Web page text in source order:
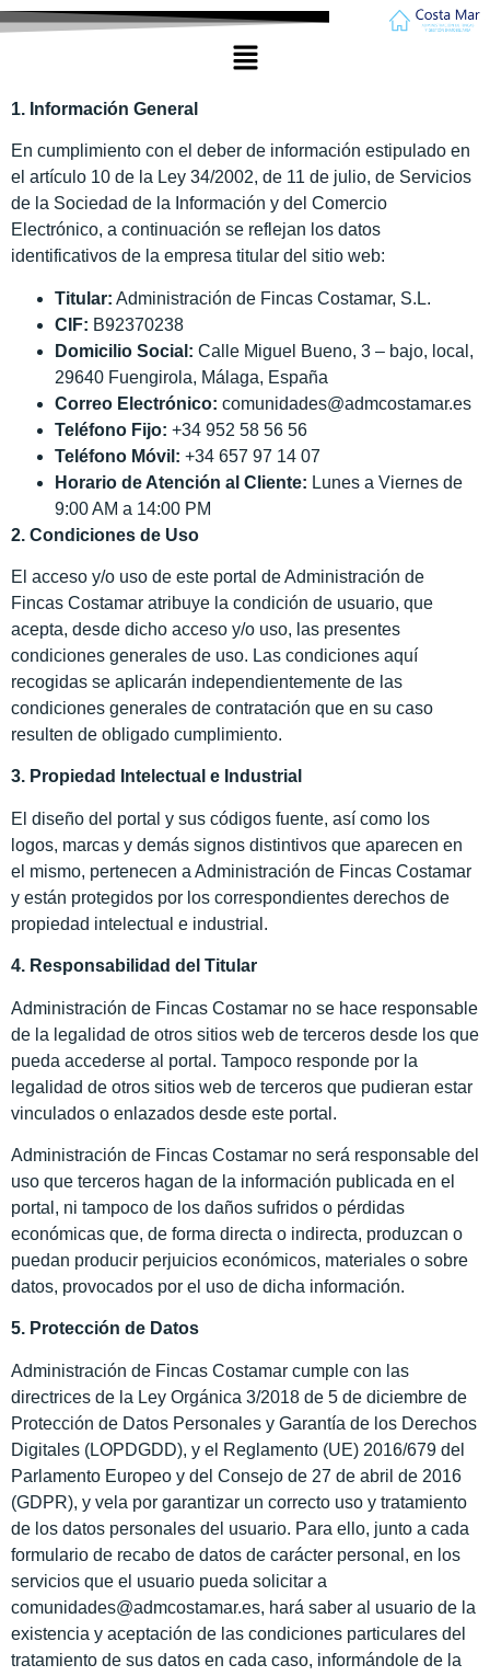
1. Información General
En cumplimiento con el deber de información estipulado en
el artículo 10 de la Ley 34/2002, de 11 de julio, de Servicios
de la Sociedad de la Información y del Comercio
Electrónico, a continuación se reflejan los datos
identificativos de la empresa titular del sitio web:
Titular: Administración de Fincas Costamar, S.L.
CIF: B92370238
Domicilio Social: Calle Miguel Bueno, 3 – bajo, local,
29640 Fuengirola, Málaga, España
Correo Electrónico: comunidades@admcostamar.es
Teléfono Fijo: +34 952 58 56 56
Teléfono Móvil: +34 657 97 14 07
Horario de Atención al Cliente: Lunes a Viernes de
9:00 AM a 14:00 PM
2. Condiciones de Uso
El acceso y/o uso de este portal de Administración de
Fincas Costamar atribuye la condición de usuario, que
acepta, desde dicho acceso y/o uso, las presentes
condiciones generales de uso. Las condiciones aquí
recogidas se aplicarán independientemente de las
condiciones generales de contratación que en su caso
resulten de obligado cumplimiento.
3. Propiedad Intelectual e Industrial
El diseño del portal y sus códigos fuente, así como los
logos, marcas y demás signos distintivos que aparecen en
el mismo, pertenecen a Administración de Fincas Costamar
y están protegidos por los correspondientes derechos de
propiedad intelectual e industrial.
4. Responsabilidad del Titular
Administración de Fincas Costamar no se hace responsable
de la legalidad de otros sitios web de terceros desde los que
pueda accederse al portal. Tampoco responde por la
legalidad de otros sitios web de terceros que pudieran estar
vinculados o enlazados desde este portal.
Administración de Fincas Costamar no será responsable del
uso que terceros hagan de la información publicada en el
portal, ni tampoco de los daños sufridos o pérdidas
económicas que, de forma directa o indirecta, produzcan o
puedan producir perjuicios económicos, materiales o sobre
datos, provocados por el uso de dicha información.
5. Protección de Datos
Administración de Fincas Costamar cumple con las
directrices de la Ley Orgánica 3/2018 de 5 de diciembre de
Protección de Datos Personales y Garantía de los Derechos
Digitales (LOPDGDD), y el Reglamento (UE) 2016/679 del
Parlamento Europeo y del Consejo de 27 de abril de 2016
(GDPR), y vela por garantizar un correcto uso y tratamiento
de los datos personales del usuario. Para ello, junto a cada
formulario de recabo de datos de carácter personal, en los
servicios que el usuario pueda solicitar a
comunidades@admcostamar.es, hará saber al usuario de la
existencia y aceptación de las condiciones particulares del
tratamiento de sus datos en cada caso, informándole de la